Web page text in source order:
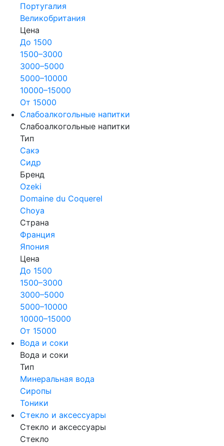
Португалия
Великобритания
Цена
До 1500
1500–3000
3000–5000
5000–10000
10000–15000
От 15000
Слабоалкогольные напитки
Слабоалкогольные напитки
Тип
Сакэ
Сидр
Бренд
Ozeki
Domaine du Coquerel
Choya
Страна
Франция
Япония
Цена
До 1500
1500–3000
3000–5000
5000–10000
10000–15000
От 15000
Вода и соки
Вода и соки
Тип
Минеральная вода
Сиропы
Тоники
Стекло и аксессуары
Стекло и аксессуары
Стекло